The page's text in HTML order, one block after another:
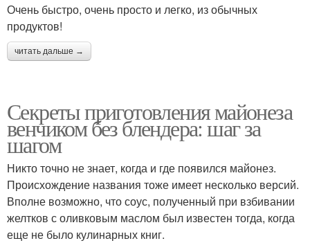
Очень быстро, очень просто и легко, из обычных
продуктов!
читать дальше →
Секреты приготовления майонеза
венчиком без блендера: шаг за
шагом
Никто точно не знает, когда и где появился майонез.
Происхождение названия тоже имеет несколько версий.
Вполне возможно, что соус, полученный при взбивании
желтков с оливковым маслом был известен тогда, когда
еще не было кулинарных книг.